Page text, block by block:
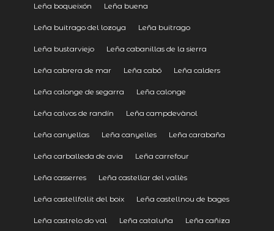
Leña boqueixón Leña buena
Leña buitrago del lozoya Leña buitrago
Leña bustarviejo Leña cabanillas de la sierra
Leña cabrera de mar Leña cabó Leña calders
Leña calonge de segarra Leña calonge
Leña calvos de randín Leña campdevànol
Leña canyellas Leña canyelles Leña carabaña
Leña carballeda de avia Leña carrefour
Leña casserres Leña castellar del vallès
Leña castellfollit del boix Leña castellnou de bages
Leña castrelo do val Leña cataluña Leña cañiza